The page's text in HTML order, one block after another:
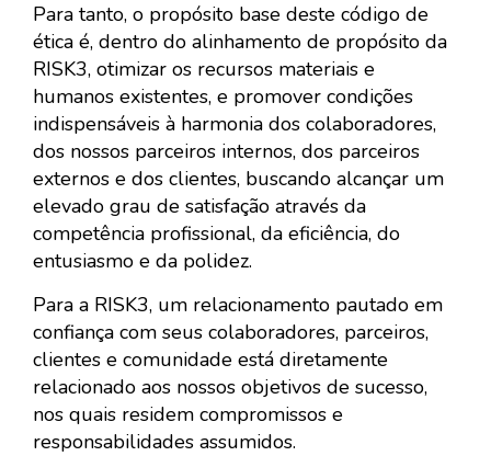
Para tanto, o propósito base deste código de
ética é, dentro do alinhamento de propósito da
RISK3, otimizar os recursos materiais e
humanos existentes, e promover condições
indispensáveis à harmonia dos colaboradores,
dos nossos parceiros internos, dos parceiros
externos e dos clientes, buscando alcançar um
elevado grau de satisfação através da
competência profissional, da eficiência, do
entusiasmo e da polidez.
Para a RISK3, um relacionamento pautado em
confiança com seus colaboradores, parceiros,
clientes e comunidade está diretamente
relacionado aos nossos objetivos de sucesso,
nos quais residem compromissos e
responsabilidades assumidos.